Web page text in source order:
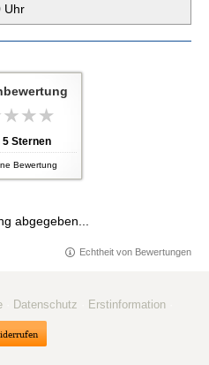
Uhr
5Sternen
Bewertung
abgegeben...
Echtheit von Bewertungen
Datenschutz Erstinformation